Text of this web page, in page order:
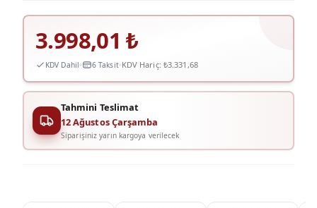
3.998,01 ₺
KDV Dahil 6 Taksit KDV Hariç: ₺3.331,68
Tahmini Teslimat
12 Ağustos Çarşamba
Siparişiniz yarın kargoya verilecek